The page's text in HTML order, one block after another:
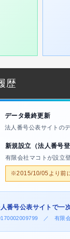
歴
データ最終更新
法人番号公表サイトの
新規設立（法人番号登
有限会社マコトが設立
※2015/10/05より前
番号公表サイトで一
／ 有限会